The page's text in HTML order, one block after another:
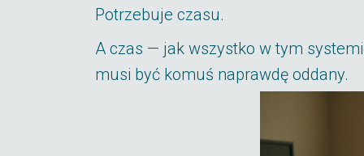
Potrzebuje czasu.
A czas — jak wszystko w tym
musi być komuś naprawdę oddany.